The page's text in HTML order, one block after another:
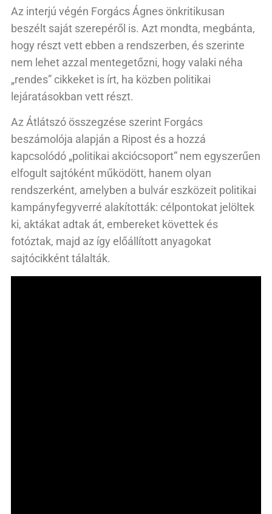
Az interjú végén Forgács Ágnes önkritikusan
beszélt saját szerepéről is. Azt mondta, megbánta,
hogy részt vett ebben a rendszerben, és szerinte
nem lehet azzal mentegetőzni, hogy valaki néha
„rendes” cikkeket is írt, ha közben politikai
lejáratásokban vett részt.
Az Átlátszó összegzése szerint Forgács
beszámolója alapján a Ripost és a hozzá
kapcsolódó „politikai akciócsoport” nem egyszerűen
elfogult sajtóként működött, hanem olyan
rendszerként, amelyben a bulvár eszközeit politikai
kampányfegyverré alakították: célpontokat jelöltek
ki, aktákat adtak át, embereket követtek és
fotóztak, majd az így előállított anyagokat
sajtócikként tálalták.